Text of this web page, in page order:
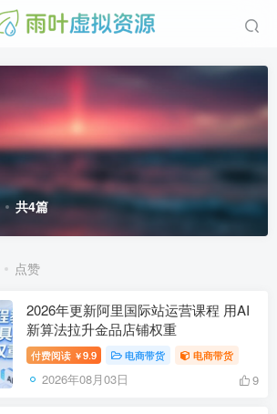
共4篇
点赞
2026年更新阿里国际站运营课程 用AI
新算法拉升金品店铺权重
付费阅读 ￥9.9 电商带货 电商带货
2026年08月03日 9